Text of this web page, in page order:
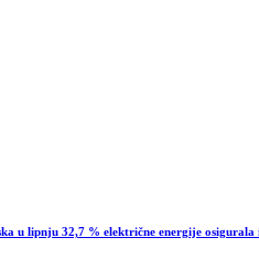
u lipnju 32,7 % električne energije osigurala